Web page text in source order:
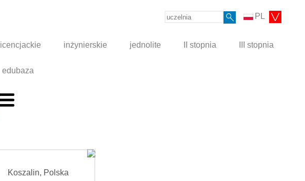
PL
licencjackie inżynierskie jednolite II stopnia III stopnia
edubaza
Koszalin, Polska